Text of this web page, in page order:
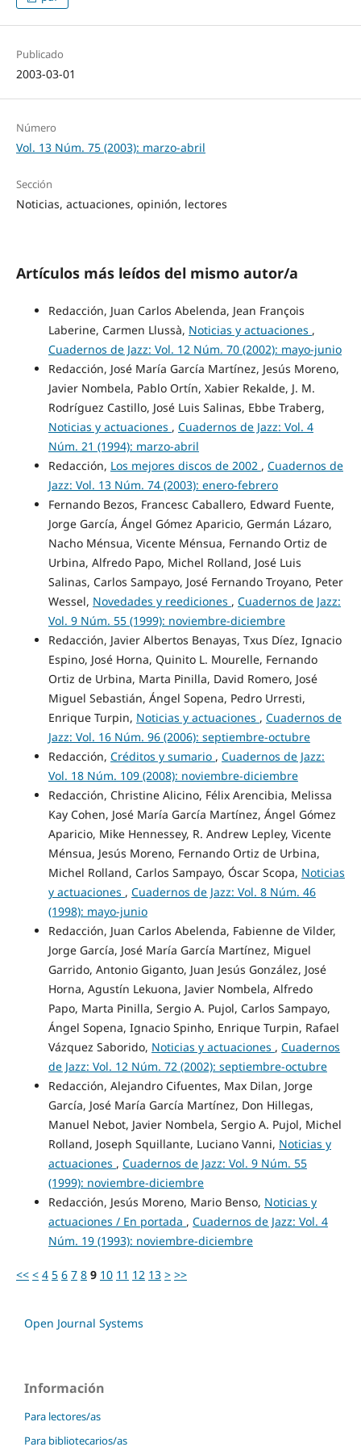
Publicado
2003-03-01
Número
Vol. 13 Núm. 75 (2003): marzo-abril
Sección
Noticias, actuaciones, opinión, lectores
Artículos más leídos del mismo autor/a
Redacción, Juan Carlos Abelenda, Jean François
Laberine, Carmen Llussà, Noticias y actuaciones ,
Cuadernos de Jazz: Vol. 12 Núm. 70 (2002): mayo-junio
Redacción, José María García Martínez, Jesús Moreno,
Javier Nombela, Pablo Ortín, Xabier Rekalde, J. M.
Rodríguez Castillo, José Luis Salinas, Ebbe Traberg,
Noticias y actuaciones , Cuadernos de Jazz: Vol. 4
Núm. 21 (1994): marzo-abril
Redacción, Los mejores discos de 2002 , Cuadernos de
Jazz: Vol. 13 Núm. 74 (2003): enero-febrero
Fernando Bezos, Francesc Caballero, Edward Fuente,
Jorge García, Ángel Gómez Aparicio, Germán Lázaro,
Nacho Ménsua, Vicente Ménsua, Fernando Ortiz de
Urbina, Alfredo Papo, Michel Rolland, José Luis
Salinas, Carlos Sampayo, José Fernando Troyano, Peter
Wessel, Novedades y reediciones , Cuadernos de Jazz:
Vol. 9 Núm. 55 (1999): noviembre-diciembre
Redacción, Javier Albertos Benayas, Txus Díez, Ignacio
Espino, José Horna, Quinito L. Mourelle, Fernando
Ortiz de Urbina, Marta Pinilla, David Romero, José
Miguel Sebastián, Ángel Sopena, Pedro Urresti,
Enrique Turpin, Noticias y actuaciones , Cuadernos de
Jazz: Vol. 16 Núm. 96 (2006): septiembre-octubre
Redacción, Créditos y sumario , Cuadernos de Jazz:
Vol. 18 Núm. 109 (2008): noviembre-diciembre
Redacción, Christine Alicino, Félix Arencibia, Melissa
Kay Cohen, José María García Martínez, Ángel Gómez
Aparicio, Mike Hennessey, R. Andrew Lepley, Vicente
Ménsua, Jesús Moreno, Fernando Ortiz de Urbina,
Michel Rolland, Carlos Sampayo, Óscar Scopa, Noticias
y actuaciones , Cuadernos de Jazz: Vol. 8 Núm. 46
(1998): mayo-junio
Redacción, Juan Carlos Abelenda, Fabienne de Vilder,
Jorge García, José María García Martínez, Miguel
Garrido, Antonio Giganto, Juan Jesús González, José
Horna, Agustín Lekuona, Javier Nombela, Alfredo
Papo, Marta Pinilla, Sergio A. Pujol, Carlos Sampayo,
Ángel Sopena, Ignacio Spinho, Enrique Turpin, Rafael
Vázquez Saborido, Noticias y actuaciones , Cuadernos
de Jazz: Vol. 12 Núm. 72 (2002): septiembre-octubre
Redacción, Alejandro Cifuentes, Max Dilan, Jorge
García, José María García Martínez, Don Hillegas,
Manuel Nebot, Javier Nombela, Sergio A. Pujol, Michel
Rolland, Joseph Squillante, Luciano Vanni, Noticias y
actuaciones , Cuadernos de Jazz: Vol. 9 Núm. 55
(1999): noviembre-diciembre
Redacción, Jesús Moreno, Mario Benso, Noticias y
actuaciones / En portada , Cuadernos de Jazz: Vol. 4
Núm. 19 (1993): noviembre-diciembre
<< < 4 5 6 7 8 9 10 11 12 13 > >>
Open Journal Systems
Información
Para lectores/as
Para bibliotecarios/as